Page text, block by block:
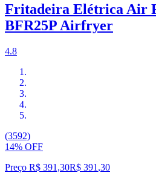
Fritadeira Elétrica Air
BFR25P Airfryer
4.8
(3592)
14% OFF
Preço R$ 391,30R$ 391 ,30